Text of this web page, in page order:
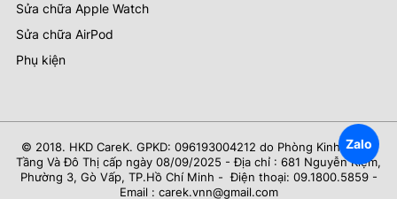
Sửa chữa Apple Watch
Sửa chữa AirPod
Phụ kiện
© 2018. HKD CareK. GPKD: 096193004212 do Phòng Kinh Tế Hạ
Tầng Và Đô Thị cấp ngày 08/09/2025 - Địa chỉ : 681 Nguyễn Kiệm,
Phường 3, Gò Vấp, TP.Hồ Chí Minh - Điện thoại: 09.1800.5859 -
Email : carek.vnn@gmail.com
Zalo